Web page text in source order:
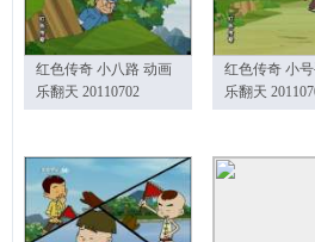
红色传奇 小八路 动画
乐翻天 20110702
红色传奇 小
乐翻天